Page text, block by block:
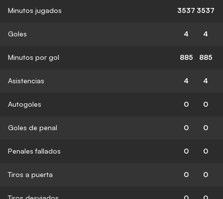
Minutos jugados 3537 3537
Goles 4 4
Minutos por gol 885 885
Asistencias 4 4
Autogoles 0 0
Goles de penal 0 0
Penales fallados 0 0
Tiros a puerta 0 0